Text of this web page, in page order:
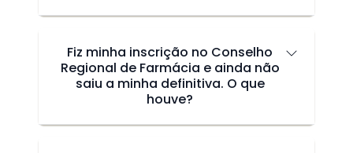
Fiz minha inscrição no Conselho
Regional de Farmácia e ainda não
saiu a minha definitiva. O que
houve?